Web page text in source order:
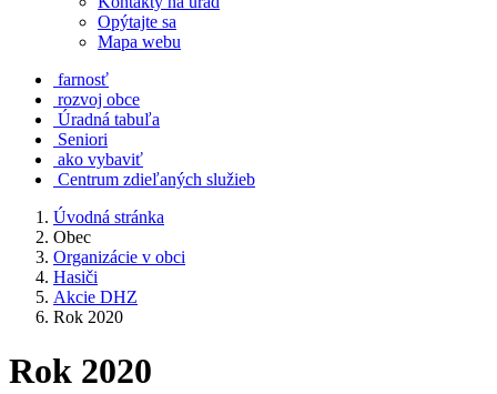
Opýtajte sa
Mapa webu
farnosť
rozvoj obce
Úradná tabuľa
Seniori
ako vybaviť
Centrum zdieľaných služieb
Úvodná stránka
Obec
Organizácie v obci
Hasiči
Akcie DHZ
Rok 2020
Rok 2020